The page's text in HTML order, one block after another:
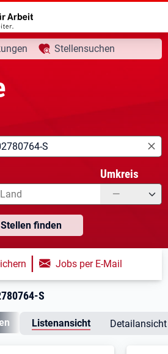
aktuelle Seite:
Ihre Suche
Stellensuchen
Umkreis
—
Stellen finden
S
| Jobs per E-Mail
Listenansicht Detailansicht